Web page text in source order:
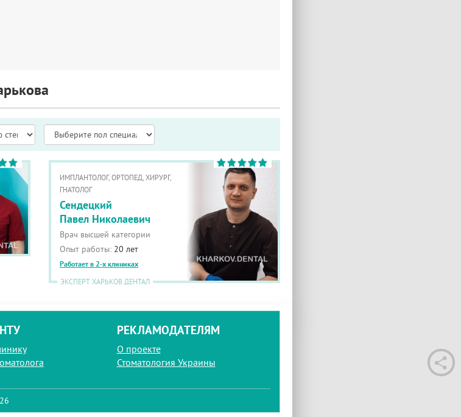
ИМПЛАНТОЛОГ, ОРТОПЕД, ХИРУРГ,
ГНАТОЛОГ
Сендецкий
Павел Николаевич
Врач высшей категории
Опыт работы: 20 лет
Работает в 2-х клиниках
ЭКСПЕРТ ХАРЬКОВ ДЕНТАЛ
РЕКЛАМОДАТЕЛЯМ
О проекте
Стоматология Украины